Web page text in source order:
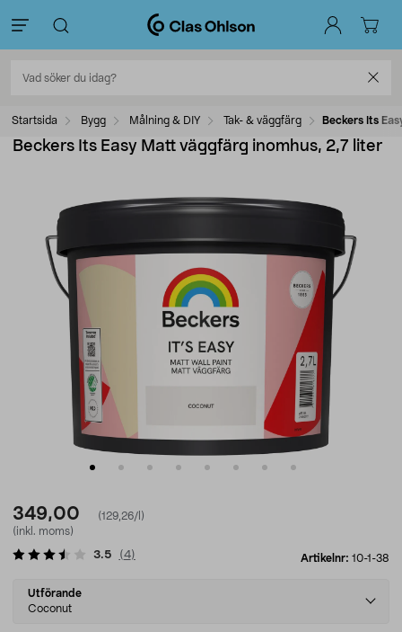
Startsida Bygg Målning & DIY Tak- & väggfärg Beckers Its
Beckers Its Easy Matt väggfärg inomhus, 2,7 liter
349,00
(129,26/l)
(inkl. moms)
Artikelnr: 10-1-38
3.5 (4)
Select
variant
Utförande
Coconut